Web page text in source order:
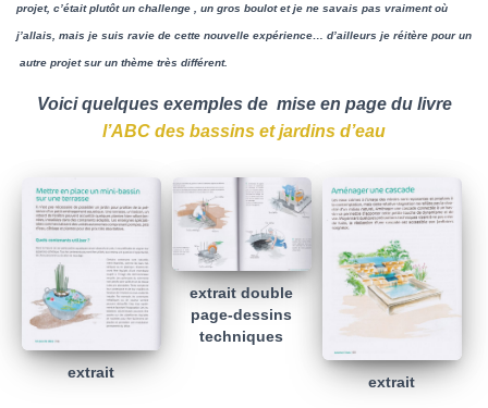
projet, c’était plutôt un challenge , un gros boulot et je ne savais pas vraiment où
j’allais, mais je suis ravie de cette nouvelle expérience… d’ailleurs je réitère pour un
autre projet sur un thème très différent.
Voici quelques exemples de mise en page du livre
l’ABC des bassins et jardins d’eau
extrait
extrait double
page-dessins
techniques
extrait